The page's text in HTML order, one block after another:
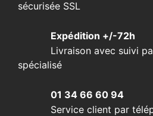
sécurisée SSL
Expédition +/-72h
Livraison avec suivi
spécialisé
01 34 66 60 94
Service client par